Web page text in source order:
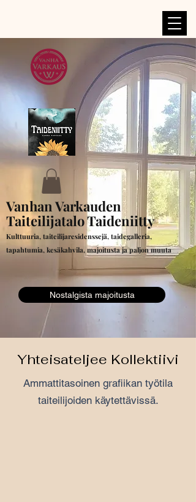
Vanhan Varkauden
Taiteilijatalo Taideniitty
Kulttuuria, taiteilijaresidenssejä, taidegalleria,
tapahtumia, kesäkahvila, majoitusta ja paljon muuta
Nostalgista majoitusta
Yhteisateljee Kollektiivi
Ammattitasoinen grafiikan työtila
taiteilijoiden käytettävissä.